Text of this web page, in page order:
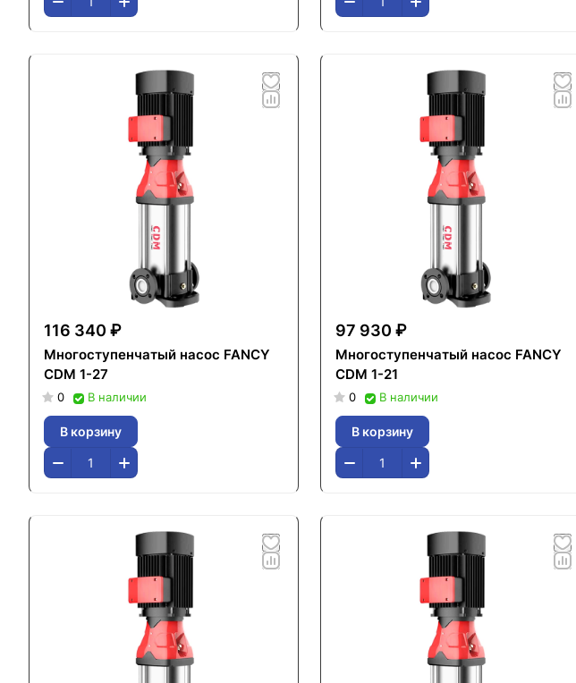
116 340 ₽
Многоступенчатый насос FANCY
CDM 1-27
0 В наличии
В корзину
97 930 ₽
Многоступенчатый насос FANCY
CDM 1-21
0 В наличии
В корзину